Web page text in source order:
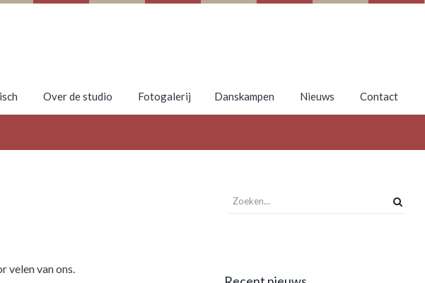
Over de studio Fotogalerij Danskampen Nieuws Contact
velen van ons.